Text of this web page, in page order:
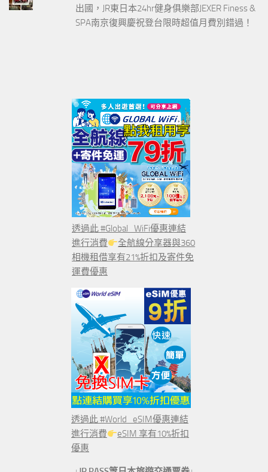
出國，JR東日本24hr健身俱樂部JEXER Finess &
SPA南京復興慶祝登台限時超值月費別錯過！
透過此 #Global_WiFi優惠連結
進行消費
全航線分享器與360
相機租借享有21%折扣及寄件免
運費優惠
透過此 #World_eSIM優惠連結
進行消費
eSIM 享有10%折扣
優惠